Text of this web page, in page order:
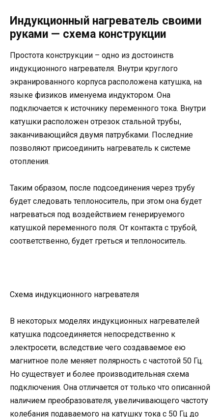
Индукционный нагреватель своими
руками — схема конструкции
Простота конструкции – одно из достоинств
индукционного нагревателя. Внутри круглого
экранированного корпуса расположена катушка, на
языке физиков именуема индуктором. Она
подключается к источнику переменного тока. Внутри
катушки расположен отрезок стальной трубы,
заканчивающийся двумя патрубками. Последние
позволяют присоединить нагреватель к системе
отопления.
Таким образом, после подсоединения через трубу
будет следовать теплоноситель, при этом она будет
нагреваться под воздействием генерируемого
катушкой переменного поля. От контакта с трубой,
соответственно, будет греться и теплоноситель.
Схема индукционного нагревателя
В некоторых моделях индукционных нагревателей
катушка подсоединяется непосредственно к
электросети, вследствие чего создаваемое ею
магнитное поле меняет полярность с частотой 50 Гц.
Но существует и более производительная схема
подключения. Она отличается от только что описанной
наличием преобразователя, увеличивающего частоту
колебания подаваемого на катушку тока с 50 Гц до